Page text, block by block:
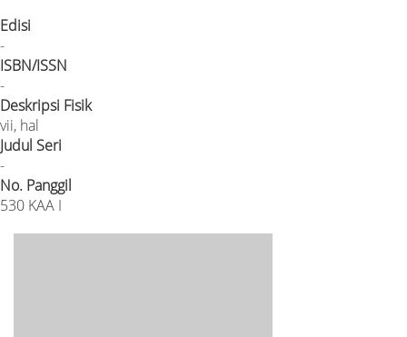
Edisi
-
ISBN/ISSN
-
Deskripsi Fisik
vii, hal
Judul Seri
-
No. Panggil
530 KAA I